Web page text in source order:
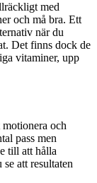
med
och må bra. Ett
när du
Det finns dock de
vitaminer, upp
och
pass men
till att hålla
att resultaten